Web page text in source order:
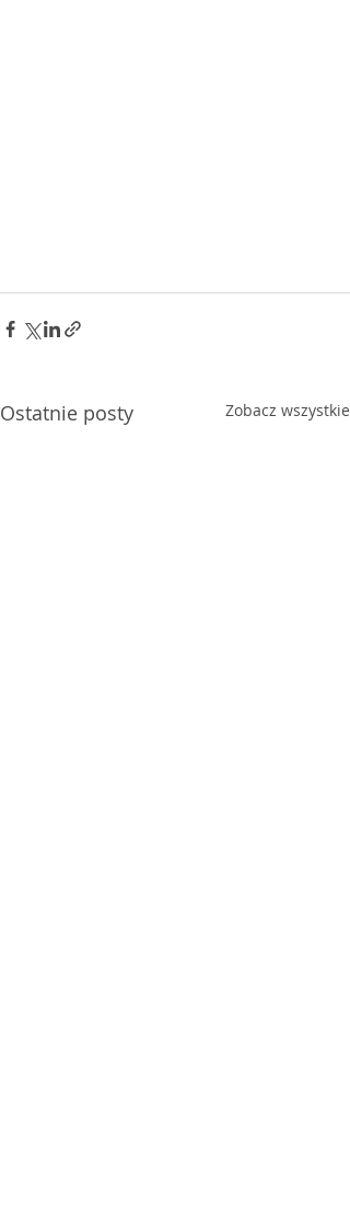
Ostatnie posty Zobacz wszystkie